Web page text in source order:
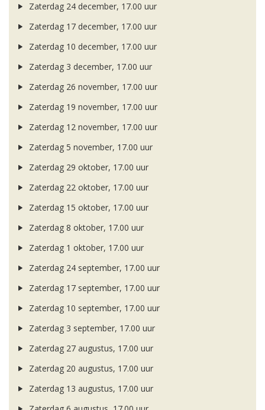
Zaterdag 24 december, 17.00 uur
Zaterdag 17 december, 17.00 uur
Zaterdag 10 december, 17.00 uur
Zaterdag 3 december, 17.00 uur
Zaterdag 26 november, 17.00 uur
Zaterdag 19 november, 17.00 uur
Zaterdag 12 november, 17.00 uur
Zaterdag 5 november, 17.00 uur
Zaterdag 29 oktober, 17.00 uur
Zaterdag 22 oktober, 17.00 uur
Zaterdag 15 oktober, 17.00 uur
Zaterdag 8 oktober, 17.00 uur
Zaterdag 1 oktober, 17.00 uur
Zaterdag 24 september, 17.00 uur
Zaterdag 17 september, 17.00 uur
Zaterdag 10 september, 17.00 uur
Zaterdag 3 september, 17.00 uur
Zaterdag 27 augustus, 17.00 uur
Zaterdag 20 augustus, 17.00 uur
Zaterdag 13 augustus, 17.00 uur